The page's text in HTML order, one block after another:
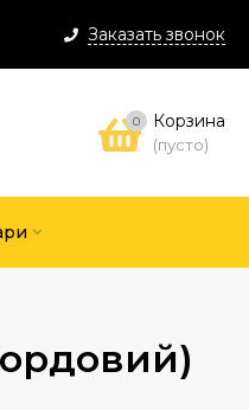
Заказать звонок
0 Корзина
(пусто)